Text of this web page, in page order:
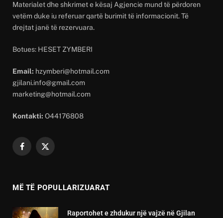
Materialet dhe shkrimet e kësaj Agjencie mund të përdoren
vetëm duke iu referuar qartë burimit të informacionit. Të
drejtat janë të rezervuara.
Botues: HESET ZYMBERI
Email: hzymberi@hotmail.com
gjilani.info@gmail.com
marketing@hotmail.com
Kontakti: O44176808
Facebook
X
MË TË POPULLARIZUARAT
Raportohet e zhdukur një vajzë në Gjilan